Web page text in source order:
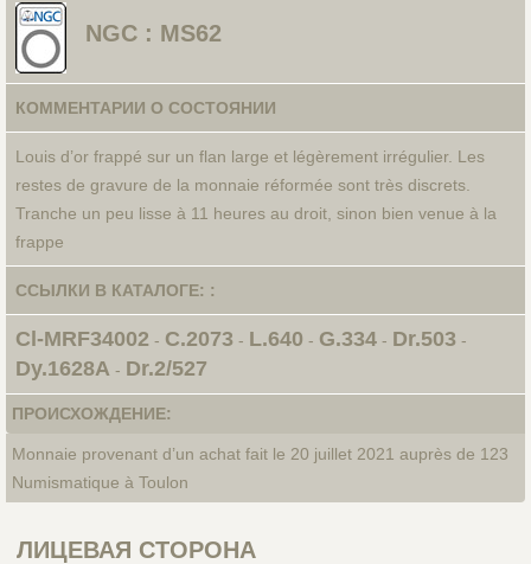
NGC : MS62
КОММЕНТАРИИ О СОСТОЯНИИ
Louis d’or frappé sur un flan large et légèrement irrégulier. Les
restes de gravure de la monnaie réformée sont très discrets.
Tranche un peu lisse à 11 heures au droit, sinon bien venue à la
frappe
ССЫЛКИ В КАТАЛОГЕ: :
Cl-MRF34002 - C.2073 - L.640 - G.334- Dr.503 -
Dy.1628A - Dr.2/527
ПРОИСХОЖДЕНИЕ:
Monnaie provenant d’un achat fait le 20 juillet 2021 auprès de 123
Numismatique à Toulon
ЛИЦЕВАЯ СТОРОНА